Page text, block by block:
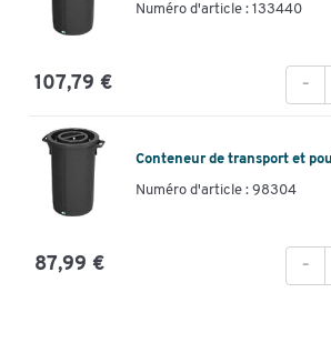
Numéro d'article : 133440
107,79 € -
Conteneur de transport et
Numéro d'article : 98304
87,99 € -